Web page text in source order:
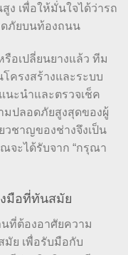
เพื่อให้มั่นใจได้ว่ารถ
ภัยบนท้องถนน
อเปลี่ยนยางแล้ว ทีม
โครงสร้างและระบบ
นะนำและตรวจเช็ค
มปลอดภัยสูงสุดของผู้
ชาญของช่างจึงเป็น
ะได้รับจาก “กรุณา
มือที่ทันสมัย
ที่ต้องอาศัยความ
ย เพื่อรับมือกับ